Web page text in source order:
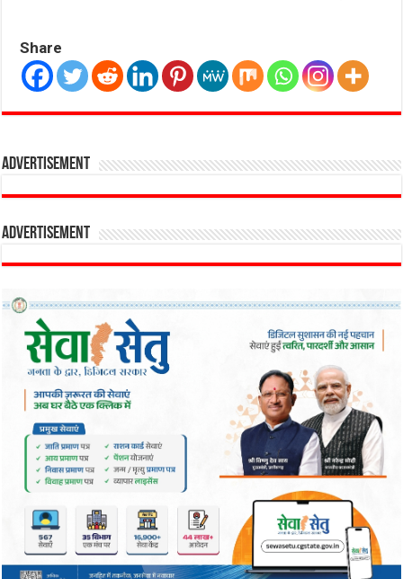
Share
Advertisement
Advertisement